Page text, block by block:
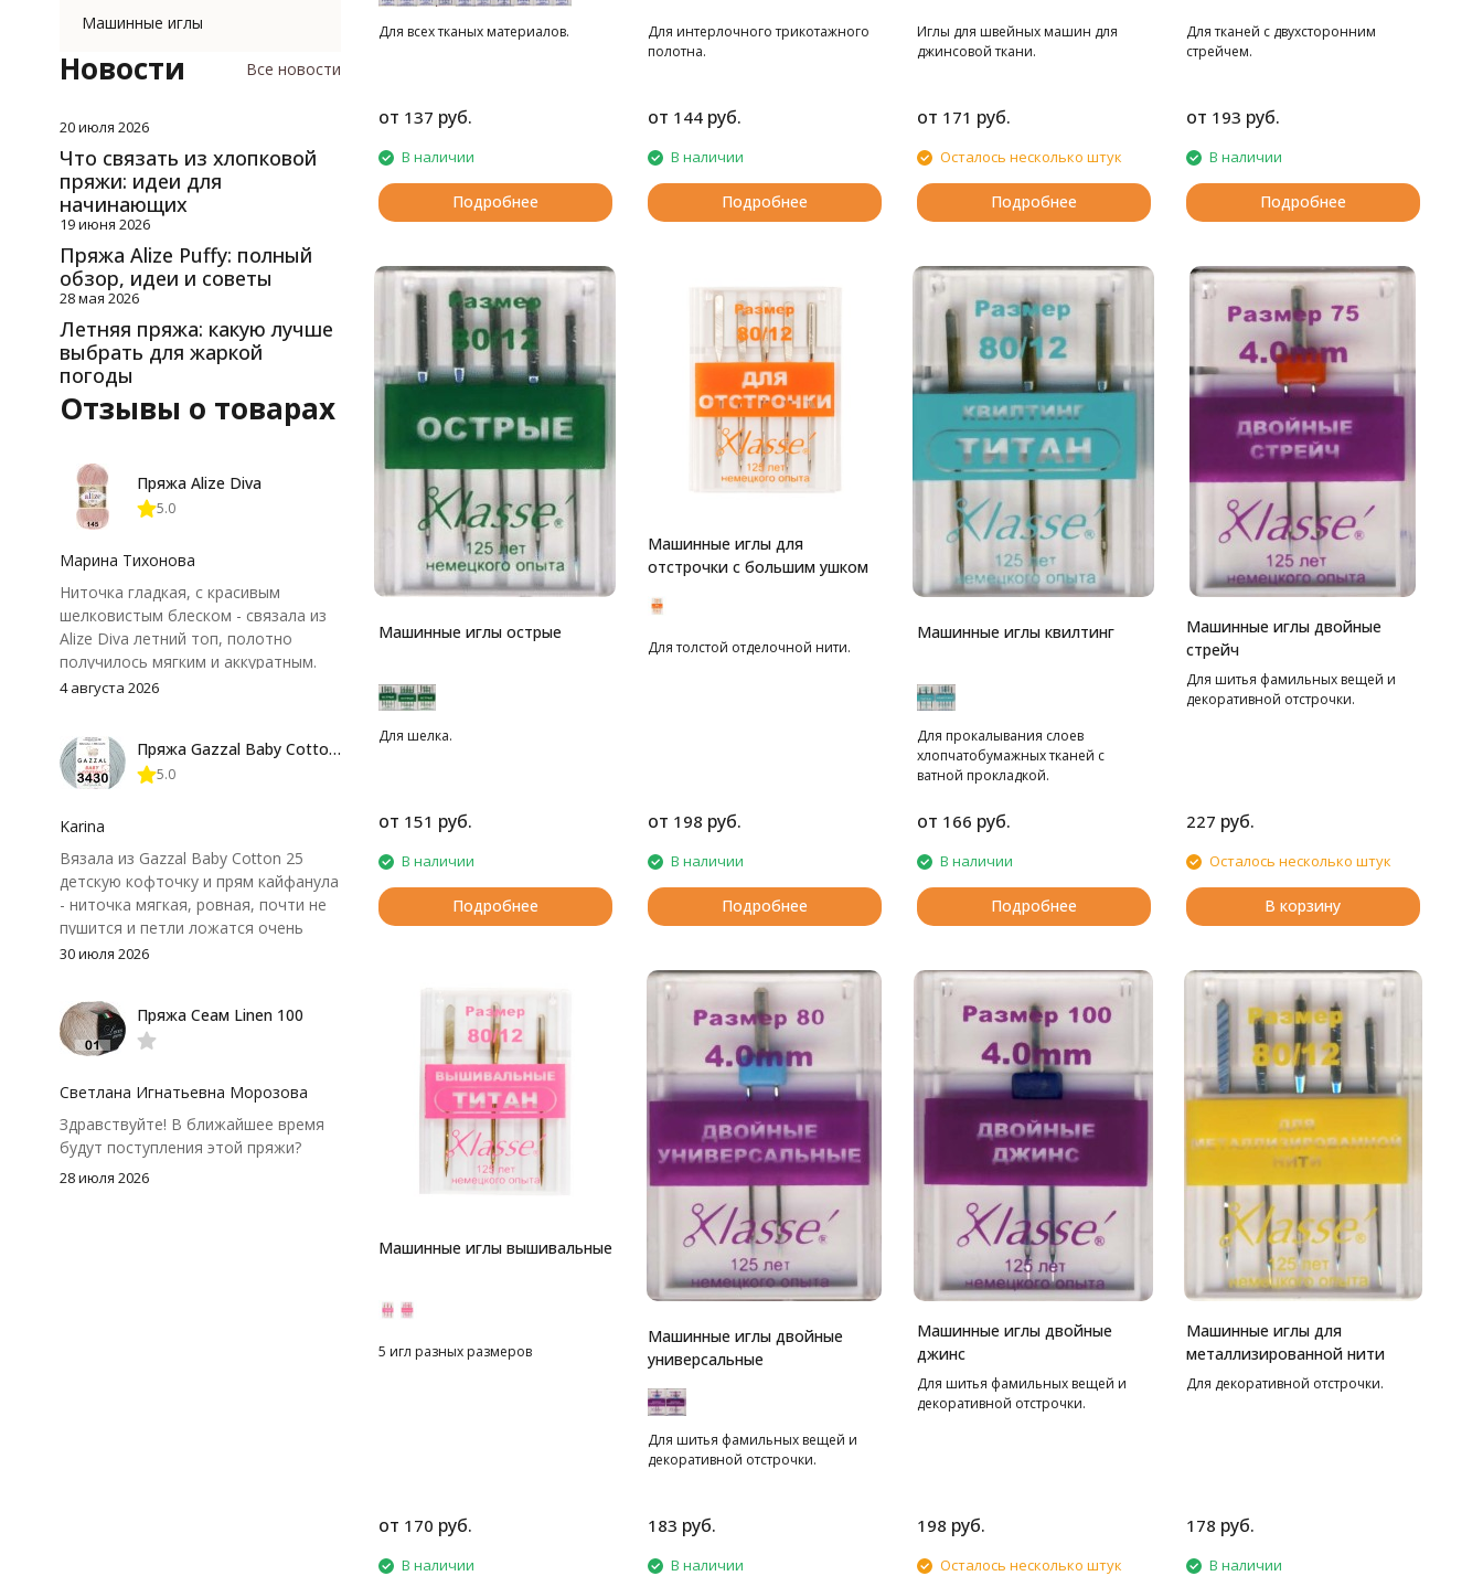
Для всех тканых материалов.
от 137 руб.
В наличии
Подробнее
Для интерлочного трикотажного
полотна.
от 144 руб.
В наличии
Подробнее
Иглы для швейных машин для
джинсовой ткани.
от 171 руб.
Осталось несколько штук
Подробнее
Для тканей с двухсторонним
стрейчем.
от 193 руб.
В наличии
Подробнее
Машинные иглы острые
Для шелка.
от 151 руб.
В наличии
Подробнее
Машинные иглы для
отстрочки с большим ушком
Для толстой отделочной нити.
от 198 руб.
В наличии
Подробнее
Машинные иглы квилтинг
Для прокалывания слоев
хлопчатобумажных тканей с
ватной прокладкой.
от 166 руб.
В наличии
Подробнее
Машинные иглы двойные
стрейч
Для шитья фамильных вещей и
декоративной отстрочки.
227 руб.
Осталось несколько штук
В корзину
Машинные иглы вышивальные
5 игл разных размеров
от 170 руб.
В наличии
Машинные иглы двойные
универсальные
Для шитья фамильных вещей и
декоративной отстрочки.
183 руб.
В наличии
Машинные иглы двойные
джинс
Для шитья фамильных вещей и
декоративной отстрочки.
198 руб.
Осталось несколько штук
Машинные иглы для
металлизированной нити
Для декоративной отстрочки.
178 руб.
В наличии
Машинные иглы
Новости Все новости
20 июля 2026
Что связать из хлопковой
пряжи: идеи для
начинающих
19 июня 2026
Пряжа Alize Puffy: полный
обзор, идеи и советы
28 мая 2026
Летняя пряжа: какую лучше
выбрать для жаркой
погоды
Отзывы о товарах
Пряжа Alize Diva
5.0
Марина Тихонова
Ниточка гладкая, с красивым
шелковистым блеском - связала из
Alize Diva летний топ, полотно
получилось мягким и аккуратным.
Петли хорошо видны, вяжется
нюанс - пряжа немного скользит и
иногда расслаивается, пришлось
крючок поудобнее.
4 августа 2026
Пряжа Gazzal Baby Cotton 25
5.0
Karina
Вязала из Gazzal Baby Cotton 25
детскую кофточку и прям кайфанула
- ниточка мягкая, ровная, почти не
пушится и петли ложатся очень
аккуратно. После стирки полотно
потеряло, цвет тоже не стал
тусклее. Единственный нюанс -
моточки маленькие, расход лучше
чуть-чуть не хватило))
30 июля 2026
Пряжа Сеам Linen 100
Светлана Игнатьевна Морозова
Здравствуйте! В ближайшее время
будут поступления этой пряжи?
28 июля 2026